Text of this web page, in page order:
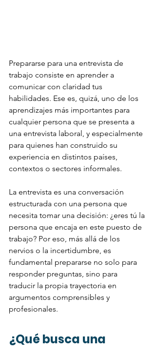
Prepararse para una entrevista de
trabajo consiste en aprender a
comunicar con claridad tus
habilidades. Ese es, quizá, uno de los
aprendizajes más importantes para
cualquier persona que se presenta a
una entrevista laboral, y especialmente
para quienes han construido su
experiencia en distintos países,
contextos o sectores informales.
La entrevista es una conversación
estructurada con una persona que
necesita tomar una decisión: ¿eres tú la
persona que encaja en este puesto de
trabajo? Por eso, más allá de los
nervios o la incertidumbre, es
fundamental prepararse no solo para
responder preguntas, sino para
traducir la propia trayectoria en
argumentos comprensibles y
profesionales.
¿Qué busca una